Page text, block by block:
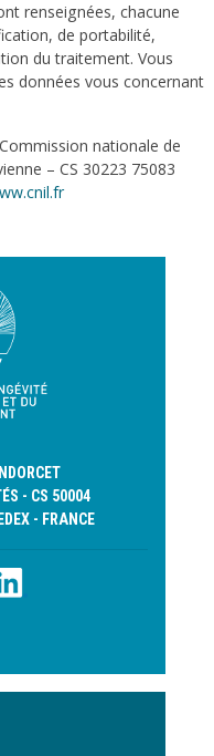
renseignées, chacune
de portabilité,
du traitement. Vous
données vous concernant
nationale de
– CS 30223 75083
- CS 50004
- FRANCE